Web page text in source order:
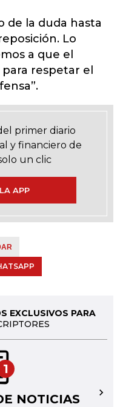
de la duda hasta
Lo
a que el
respetar el
primer diario
y financiero de
un clic
APP
EXCLUSIVOS PARA
1
NOTICIAS →